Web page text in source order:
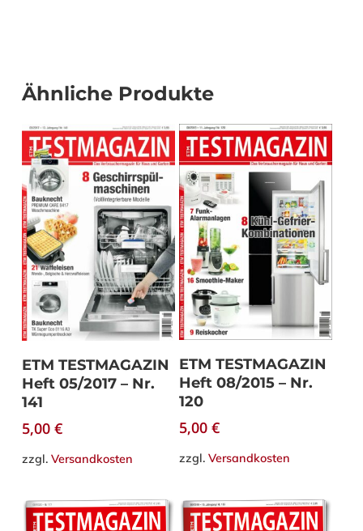
Ähnliche Produkte
In den Warenkorb
ETM TESTMAGAZIN
Heft 05/2017 – Nr.
141
5,00 €
zzgl. Versandkosten
In den Warenkorb
ETM TESTMAGAZIN
Heft 08/2015 – Nr.
120
5,00€
zzgl.Versandkosten